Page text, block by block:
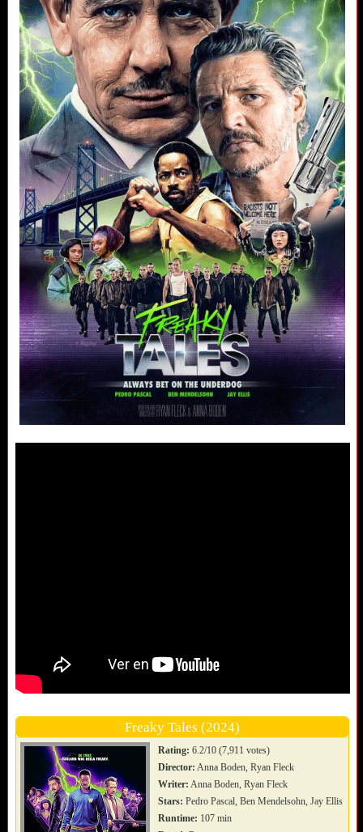
Freaky Tales (2024)
Rating: 6.2/10 (7,911 votes)
Director: Anna Boden, Ryan Fleck
Writer: Anna Boden, Ryan Fleck
Stars: Pedro Pascal, Ben Mendelsohn, Jay Ellis
Runtime: 107 min